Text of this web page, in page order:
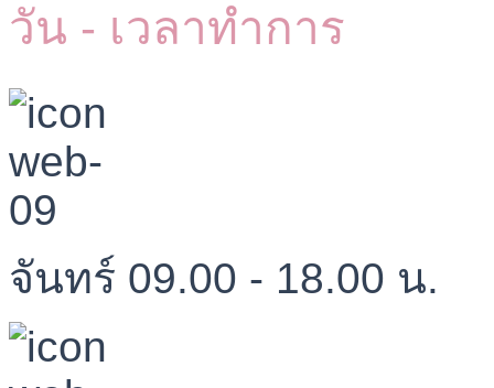
วัน - เวลาทำการ
จันทร์ 09.00 - 18.00 น.